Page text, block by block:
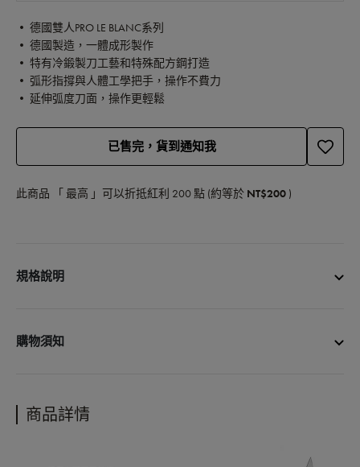
• 德國雙人PRO LE BLANC系列
• 德國製造，一體成形製作
• 特有冷鍛製刀工藝和特殊配方鋼打造
• 弧形指撐與人體工學把手，操作不費力
• 延伸弧度刀面，操作更輕鬆
已售完，貨到通知我
此商品 「 最高 」可以折抵紅利 200點 (約等於 NT$200 )
規格說明
削皮刀10cm
手柄長度：11 cm
購物須知
• 更多購物資訊，請參閱以下說明
購物說明
商品詳情